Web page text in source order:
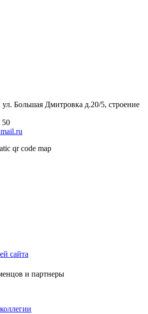
Большая Дмитровка д.20/5, строение
50
и партнеры